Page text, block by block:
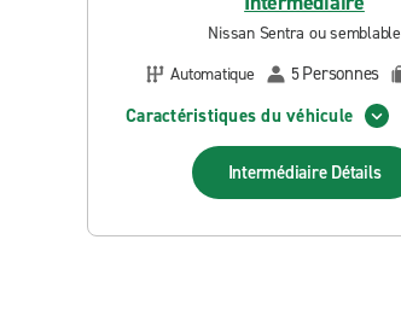
Nissan Sentra ou semblable
Automatique
5Personnes
Caractéristiques du véhicule
Intermédiaire Détails